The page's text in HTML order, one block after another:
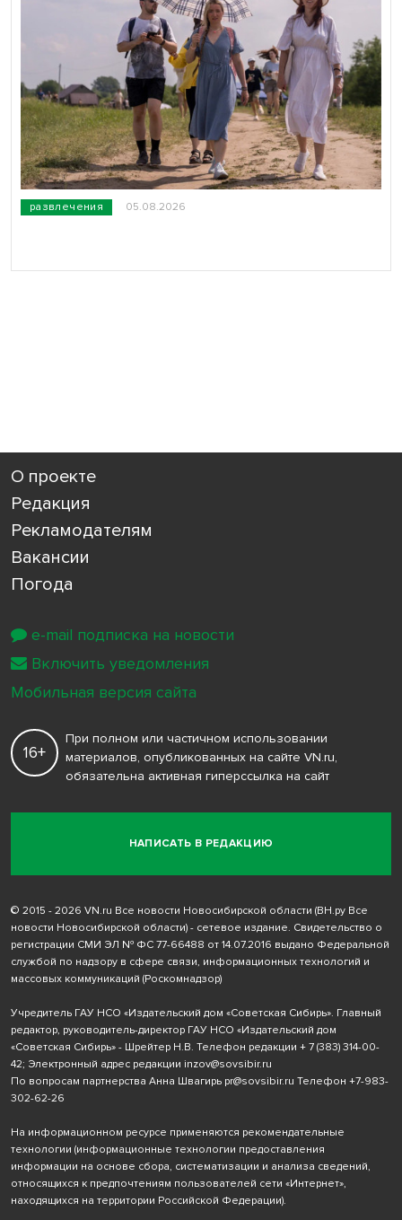
развлечения 05.08.2026
О проекте
Редакция
Рекламодателям
Вакансии
Погода
НАПИСАТЬ В РЕДАКЦИЮ
16+
При полном или частичном использовании
материалов, опубликованных на сайте VN.ru,
обязательна активная гиперссылка на сайт
© 2015 - 2026 VN.ru Все новости Новосибирской области (ВН.ру Все
новости Новосибирской области) - сетевое издание. Свидетельство о
регистрации СМИ ЭЛ № ФС 77-66488 от 14.07.2016 выдано Федеральной
службой по надзору в сфере связи, информационных технологий и
массовых коммуникаций (Роскомнадзор)
Учредитель ГАУ НСО «Издательский дом «Советская Сибирь». Главный
редактор, руководитель-директор ГАУ НСО «Издательский дом
«Советская Сибирь» - Шрейтер Н.В. Телефон редакции + 7 (383) 314-00-
42; Электронный адрес редакции inzov@sovsibir.ru
По вопросам партнерства Анна Швагирь pr@sovsibir.ru Телефон +7-983-
302-62-26
На информационном ресурсе применяются рекомендательные
технологии (информационные технологии предоставления
информации на основе сбора, систематизации и анализа сведений,
относящихся к предпочтениям пользователей сети «Интернет»,
находящихся на территории Российской Федерации).
e-mail подписка на новости
Включить уведомления
Мобильная версия сайта